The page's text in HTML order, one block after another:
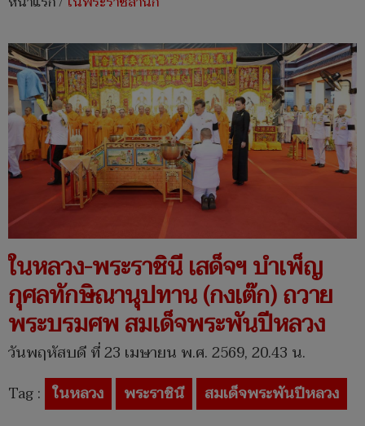
ในหลวง-พระราชินี เสด็จฯ บำเพ็ญ
กุศลทักษิณานุปทาน (กงเต๊ก) ถวาย
พระบรมศพ สมเด็จพระพันปีหลวง
วันพฤหัสบดี ที่ 23 เมษายน พ.ศ. 2569, 20.43 น.
Tag : ในหลวง พระราชินี สมเด็จพระพันปีหลวง